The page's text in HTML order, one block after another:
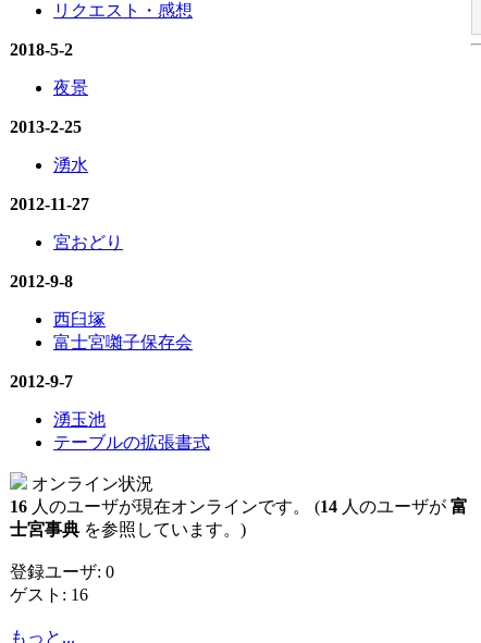
リクエスト・感想
2018-5-2
夜景
2013-2-25
湧水
2012-11-27
宮おどり
2012-9-8
西臼塚
富士宮囃子保存会
2012-9-7
湧玉池
テーブルの拡張書式
オンライン状況
16 人のユーザが現在オンラインです。 (14 人のユーザが 富
士宮事典 を参照しています。)
登録ユーザ: 0
ゲスト: 16
もっと...